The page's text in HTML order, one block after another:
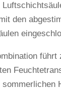
den
som­mer­li­chen